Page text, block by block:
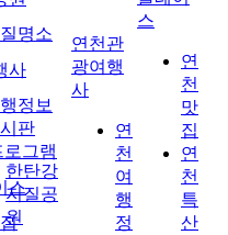
명소
사
정보
판
로그램
스
한탄강
지질공
원
연천관
광여행
사
연
천
여
행
정
스
연
천
맛
집
연
천
특
산